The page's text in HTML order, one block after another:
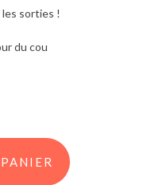
sorties !
du cou